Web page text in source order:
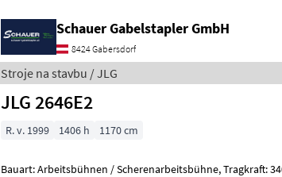
Schauer Gabelstapler GmbH
8424 Gabersdorf
Stroje na stavbu / JLG
JLG 2646E2
R. v. 1999 1406 h 1170 cm
Bauart: Arbeitsbühnen / Scherenarbeitsbühne, Tragkraft: 340kg,